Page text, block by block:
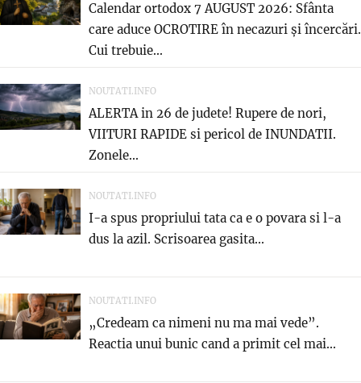
Calendar ortodox 7 AUGUST 2026: Sfânta
care aduce OCROTIRE în necazuri și încercări.
Cui trebuie...
NOUTATI.INFO
ALERTA in 26 de judete! Rupere de nori,
VIITURI RAPIDE si pericol de INUNDATII.
Zonele...
NOUTATI.INFO
I-a spus propriului tata ca e o povara si l-a
dus la azil. Scrisoarea gasita...
NOUTATI.INFO
„Credeam ca nimeni nu ma mai vede”.
Reactia unui bunic cand a primit cel mai...